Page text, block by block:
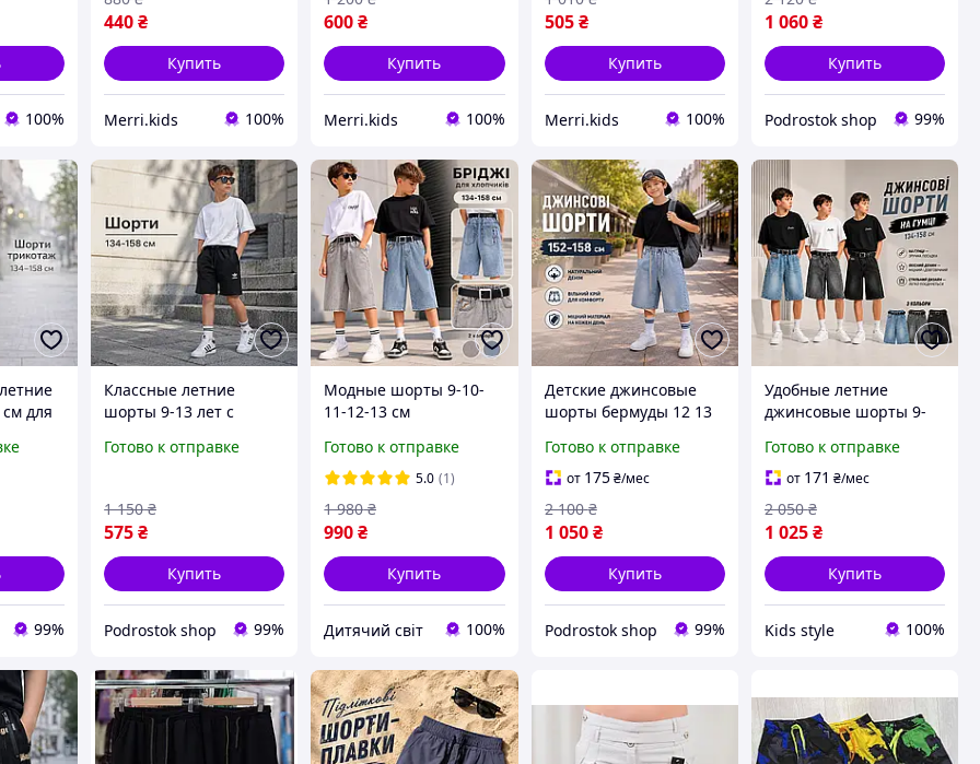
100%
лет
440₴
Купить
Merri.kids 100%
возрастов рост 140-
152см
600₴
Купить
Merri.kids 100%
505 ₴
Купить
Merri.kids 100%
потертостями для
детей
1 060₴
Купить
Podrostok shop 99%
для
для
99%
Классные летние
шорты 9-13 лет с
резинке для мальчика
трикотажные модные
шорты Adidas для
детей
Готово к отправке
575₴
1 150 ₴
Купить
Podrostok shop 99%
Модные шорты 9-10-
11-12-13 см
мальчиков подростков,
классные светлые
джинсовые бриджи
резинка для детей на
лето
Готово к отправке
5.0 (1)
990₴
1 980 ₴
Купить
Дитячий світ 100%
Детские джинсовые
шорты бермуды 12 13
подростка,
молодежные модные
светлые свободные
шорты ко колен на
резинке
Готово к отправке
от 175 ₴/мес
1 050 ₴
2 100 ₴
Купить
Podrostok shop 99%
Удобные летние
джинсовые шорты 9-
мальчика подростка,
модные легкие
удлиненные шорты на
резинке с
потертостями
Готово к отправке
от 171 ₴/мес
1 025₴
2 050 ₴
Купить
Kids style 100%